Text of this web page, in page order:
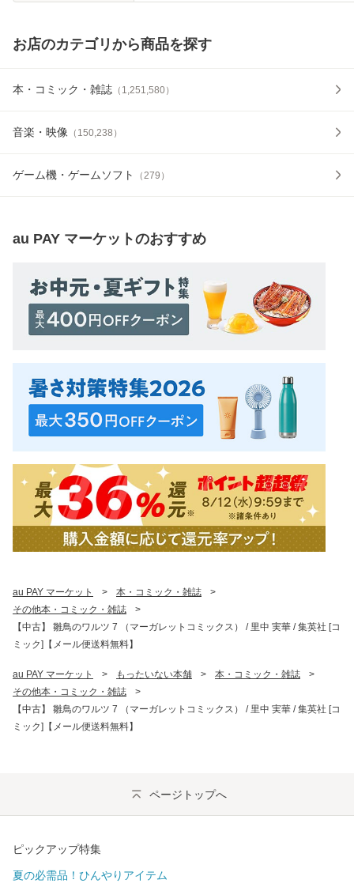
お店のカテゴリから商品を探す
本・コミック・雑誌 （ 1,251,580）
音楽・映像 （ 150,238 ）
ゲーム機・ゲームソフト （279 ）
au PAY マーケットのおすすめ
au PAY マーケット > 本・コミック・雑誌
>
その他本・コミック・雑誌
>
【中古】 雛鳥のワルツ 7 （マーガレットコミックス） / 里中 実華 / 集英社 [コ
ミック]【メール便送料無料】
au PAY マーケット > もったいない本舗 > 本・コミック・雑誌
>
その他本・コミック・雑誌
>
【中古】 雛鳥のワルツ 7 （マーガレットコミックス） / 里中 実華 / 集英社 [コ
ミック]【メール便送料無料】
ページトップへ
ピックアップ特集
夏の必需品！ひんやりアイテム